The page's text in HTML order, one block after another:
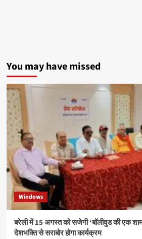
संकुल
का
मंदिर
इंटर
कॉलेज
में
संपन्न
You may have missed
Windows
बरेली में 15 अगस्त को सजेगी ‘बॉलीवुड की एक
देशभक्ति से सराबोर होगा कार्यक्रम